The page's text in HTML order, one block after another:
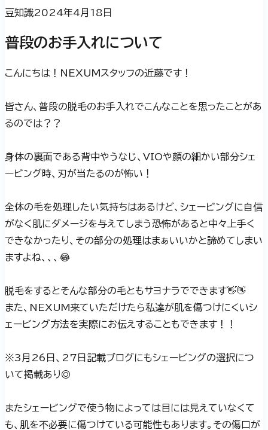
豆知識2024年4月18日
普段のお手入れについて
こんにちは！NEXUMスタッフの近藤です！
皆さん、普段の脱毛のお手入れでこんなことを思ったことがあ
るのでは？？
身体の裏面である背中やうなじ、VIOや顔の細かい部分シェ
ービング時、刃が当たるのが怖い！
全体の毛を処理したい気持ちはあるけど、シェービングに自信
がなく肌にダメージを与えてしまう恐怖があると中々上手く
できなかったり、その部分の処理はまぁいいかと諦めてしまい
ますよね、、、😂
脱毛をするとそんな部分の毛ともサヨナラでできます👋👋
また、NEXUM来ていただけたら私達が肌を傷つけにくいシ
ェービング方法を実際にお伝えすることもできます！！
※3月26日、27日記載ブログにもシェービングの選択につ
いて掲載あり◎
またシェービングで使う物によっては目には見えていなくて
も、肌を不必要に傷つけている可能性もあります。その傷口が